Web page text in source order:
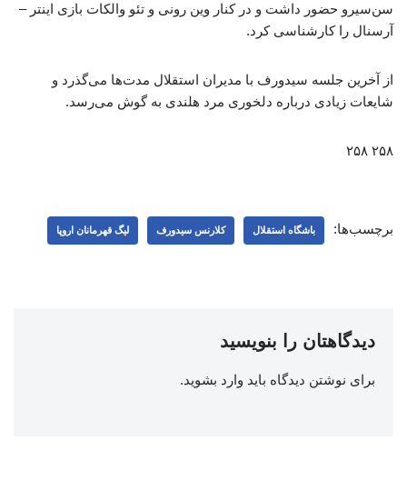
سن‌سیرو حضور داشت و در کنار وین رونی و تئو والکات بازی اینتر –
آرسنال را کارشناسی کرد.
از آخرین جلسه سیدورف با مدیران استقلال مدت‌ها می‌گذرد و
شایعات زیادی درباره دلخوری مرد هلندی به گوش می‌رسد.
۲۵۸ ۲۵۸
برچسب‌ها: باشگاه استقلال کلارنس سیدورف لیگ قهرمانان اروپا
دیدگاهتان را بنویسید
برای نوشتن دیدگاه باید وارد بشوید.